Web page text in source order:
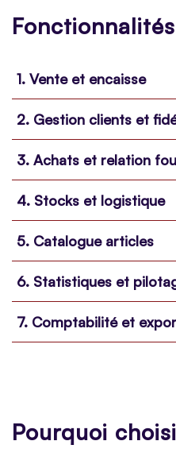
1. Vente et encaisse
2. Gestion clients et
3. Achats et relation
4. Stocks et logistique
5. Catalogue articles
6. Statistiques et
7. Comptabilité et
Pourquoi